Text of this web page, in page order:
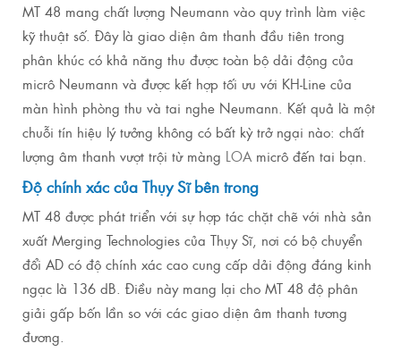
MT 48 mang chất lượng Neumann vào quy trình làm việc
kỹ thuật số. Đây là giao diện âm thanh đầu tiên trong
phân khúc có khả năng thu được toàn bộ dải động của
micrô Neumann và được kết hợp tối ưu với KH-Line của
màn hình phòng thu và tai nghe Neumann. Kết quả là một
chuỗi tín hiệu lý tưởng không có bất kỳ trở ngại nào: chất
lượng âm thanh vượt trội từ màng LOAmicrô đến tai bạn.
Độ chính xác của Thụy Sĩ bên trong
MT 48 được phát triển với sự hợp tác chặt chẽ với nhà sản
xuất Merging Technologies của Thụy Sĩ, nơi có bộ chuyển
đổi AD có độ chính xác cao cung cấp dải động đáng kinh
ngạc là 136 dB. Điều này mang lại cho MT 48 độ phân
giải gấp bốn lần so với các giao diện âm thanh tương
đương.